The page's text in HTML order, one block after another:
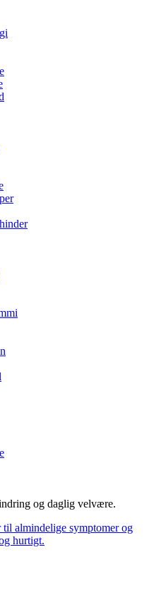
og daglig velvære.
almindelige symptomer og
hurtigt.